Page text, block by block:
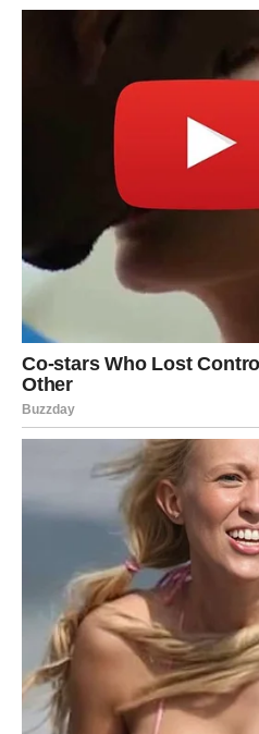
Ribe ulaze u fazu kada
Ako ste patili – sada dolazi
Na poslu – mali, ali važan
Finansijski – stabilizacija.
Pravda za vas dolazi tiho, ali
konačno sve na svom mestu.